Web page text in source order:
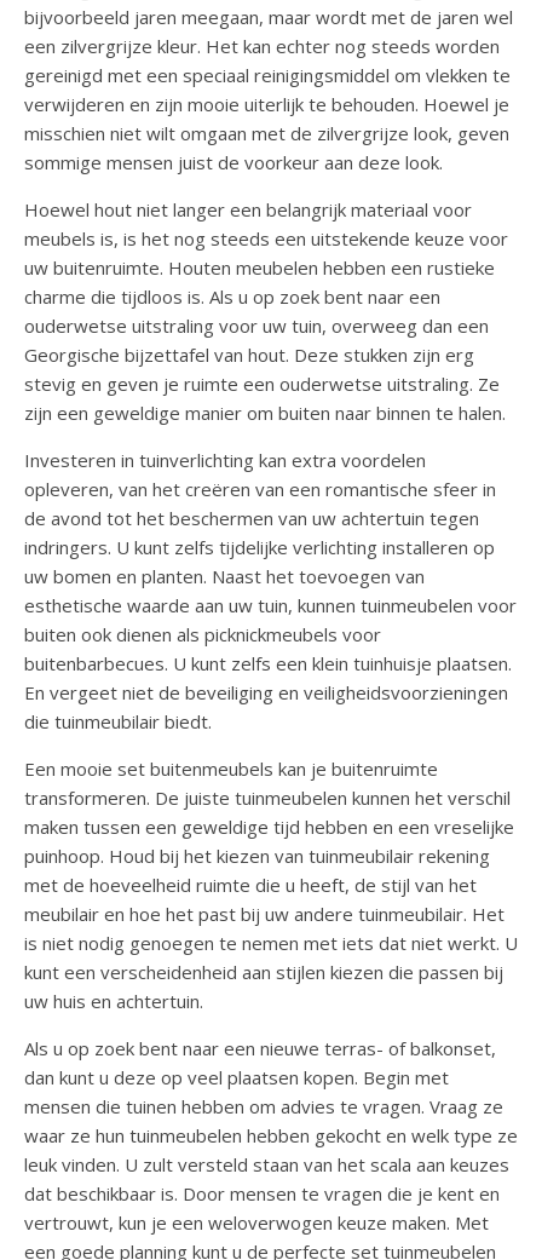
bijvoorbeeld jaren meegaan, maar wordt met de jaren wel
een zilvergrijze kleur. Het kan echter nog steeds worden
gereinigd met een speciaal reinigingsmiddel om vlekken te
verwijderen en zijn mooie uiterlijk te behouden. Hoewel je
misschien niet wilt omgaan met de zilvergrijze look, geven
sommige mensen juist de voorkeur aan deze look.
Hoewel hout niet langer een belangrijk materiaal voor
meubels is, is het nog steeds een uitstekende keuze voor
uw buitenruimte. Houten meubelen hebben een rustieke
charme die tijdloos is. Als u op zoek bent naar een
ouderwetse uitstraling voor uw tuin, overweeg dan een
Georgische bijzettafel van hout. Deze stukken zijn erg
stevig en geven je ruimte een ouderwetse uitstraling. Ze
zijn een geweldige manier om buiten naar binnen te halen.
Investeren in tuinverlichting kan extra voordelen
opleveren, van het creëren van een romantische sfeer in
de avond tot het beschermen van uw achtertuin tegen
indringers. U kunt zelfs tijdelijke verlichting installeren op
uw bomen en planten. Naast het toevoegen van
esthetische waarde aan uw tuin, kunnen tuinmeubelen voor
buiten ook dienen als picknickmeubels voor
buitenbarbecues. U kunt zelfs een klein tuinhuisje plaatsen.
En vergeet niet de beveiliging en veiligheidsvoorzieningen
die tuinmeubilair biedt.
Een mooie set buitenmeubels kan je buitenruimte
transformeren. De juiste tuinmeubelen kunnen het verschil
maken tussen een geweldige tijd hebben en een vreselijke
puinhoop. Houd bij het kiezen van tuinmeubilair rekening
met de hoeveelheid ruimte die u heeft, de stijl van het
meubilair en hoe het past bij uw andere tuinmeubilair. Het
is niet nodig genoegen te nemen met iets dat niet werkt. U
kunt een verscheidenheid aan stijlen kiezen die passen bij
uw huis en achtertuin.
Als u op zoek bent naar een nieuwe terras- of balkonset,
dan kunt u deze op veel plaatsen kopen. Begin met
mensen die tuinen hebben om advies te vragen. Vraag ze
waar ze hun tuinmeubelen hebben gekocht en welk type ze
leuk vinden. U zult versteld staan ​​van het scala aan keuzes
dat beschikbaar is. Door mensen te vragen die je kent en
vertrouwt, kun je een weloverwogen keuze maken. Met
een goede planning kunt u de perfecte set tuinmeubelen